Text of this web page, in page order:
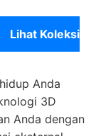
Lihat Koleksi
Anda
3D
Anda dengan